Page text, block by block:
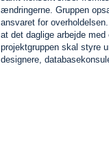
ændringerne. Gruppen
ansvaret for
at det daglige arbejde med
projektgruppen skal styre
designere,